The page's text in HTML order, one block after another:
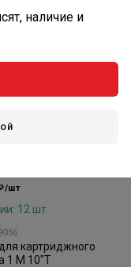
шт
12 шт
картриджного
1 М 10"Т
наличие и